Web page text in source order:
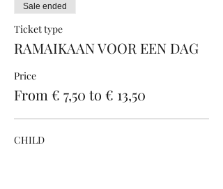
Sale ended
Ticket type
RAMAIKAAN VOOR EEN DAG
Price
From € 7,50 to € 13,50
CHILD